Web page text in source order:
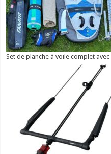
Set de planche à voile complet